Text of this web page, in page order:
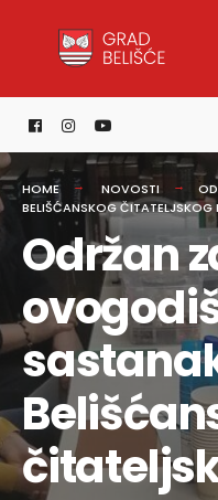
content
HOME NOVOSTI
BELIŠĆANSKOG ČITATELJSKOG
Održan
for: